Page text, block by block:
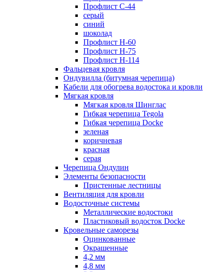
Профлист С-44
серый
синий
шоколад
Профлист Н-60
Профлист Н-75
Профлист H-114
Фальцевая кровля
Ондувилла (битумная черепица)
Кабели для обогрева водостока и кровли
Мягкая кровля
Мягкая кровля Шинглас
Гибкая черепица Tegola
Гибкая черепица Docke
зеленая
коричневая
красная
серая
Черепица Ондулин
Элементы безопасности
Пристенные лестницы
Вентиляция для кровли
Водосточные системы
Металлические водостоки
Пластиковый водосток Docke
Кровельные саморезы
Оцинкованные
Окрашенные
4,2 мм
4,8 мм